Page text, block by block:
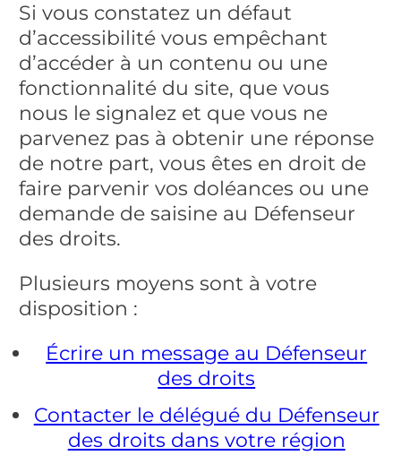
Si vous constatez un défaut
d’accessibilité vous empêchant
d’accéder à un contenu ou une
fonctionnalité du site, que vous
nous le signalez et que vous ne
parvenez pas à obtenir une réponse
de notre part, vous êtes en droit de
faire parvenir vos doléances ou une
demande de saisine au Défenseur
des droits.
Plusieurs moyens sont à votre
disposition :
Écrire un message au Défenseur
des droits
Contacter le délégué du Défenseur
des droits dans votre région